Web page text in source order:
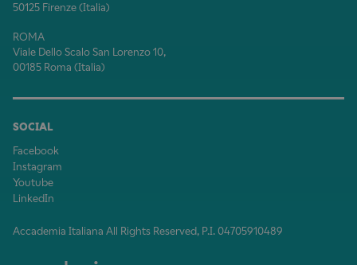
50125 Firenze (Italia)
ROMA
Viale Dello Scalo San Lorenzo 10,
00185 Roma (Italia)
SOCIAL
Facebook
Instagram
Youtube
LinkedIn
Accademia Italiana All Rights Reserved, P.I. 04705910489